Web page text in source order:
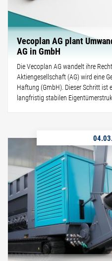
Vecoplan AG plant
AG in GmbH
Die Vecoplan AG wandelt ihre
Aktiengesellschaft (AG) wird eine
Haftung (GmbH). Dieser Schritt ist
langfristig stabilen